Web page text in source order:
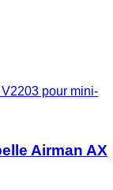
pour mini-
Airman AX